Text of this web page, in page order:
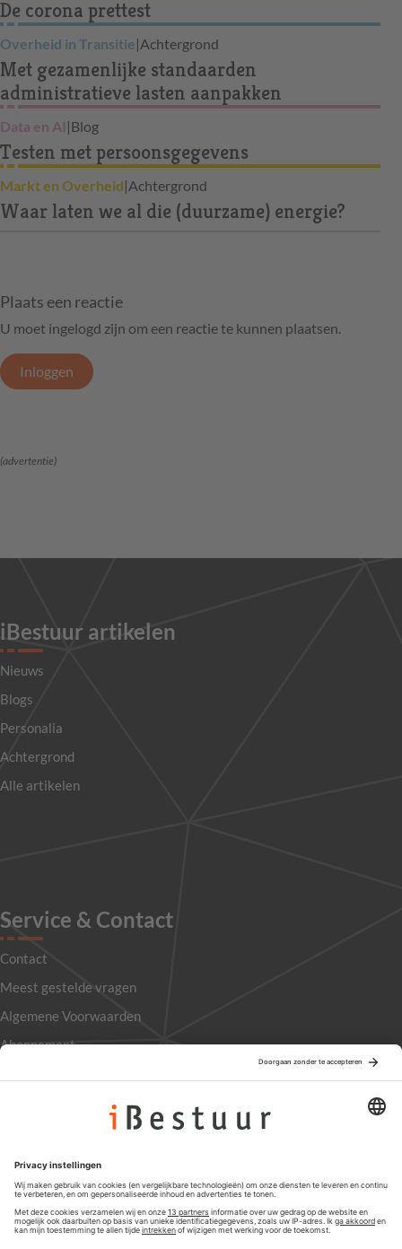
De corona prettest
Overheid in Transitie|Achtergrond
Met gezamenlijke standaarden
administratieve lasten aanpakken
Data en AI |Blog
Testen met persoonsgegevens
Markt en Overheid|Achtergrond
Waar laten we al die (duurzame) energie?
Plaats een reactie
U moet ingelogd zijn om een reactie te kunnen plaatsen.
Inloggen
(advertentie)
iBestuur artikelen
Nieuws
Blogs
Personalia
Achtergrond
Alle artikelen
Service & Contact
Contact
Meest gestelde vragen
Algemene Voorwaarden
Abonnement
Privacyinstellingen